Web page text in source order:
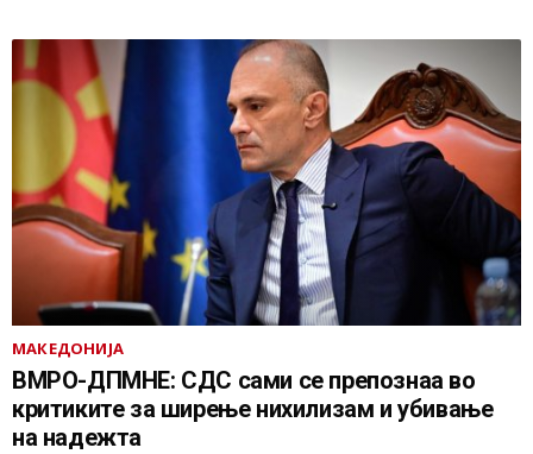
МАКЕДОНИЈА
ВМРО-ДПМНЕ: СДС сами се препознаа во
критиките за ширење нихилизам и убивање
на надежта